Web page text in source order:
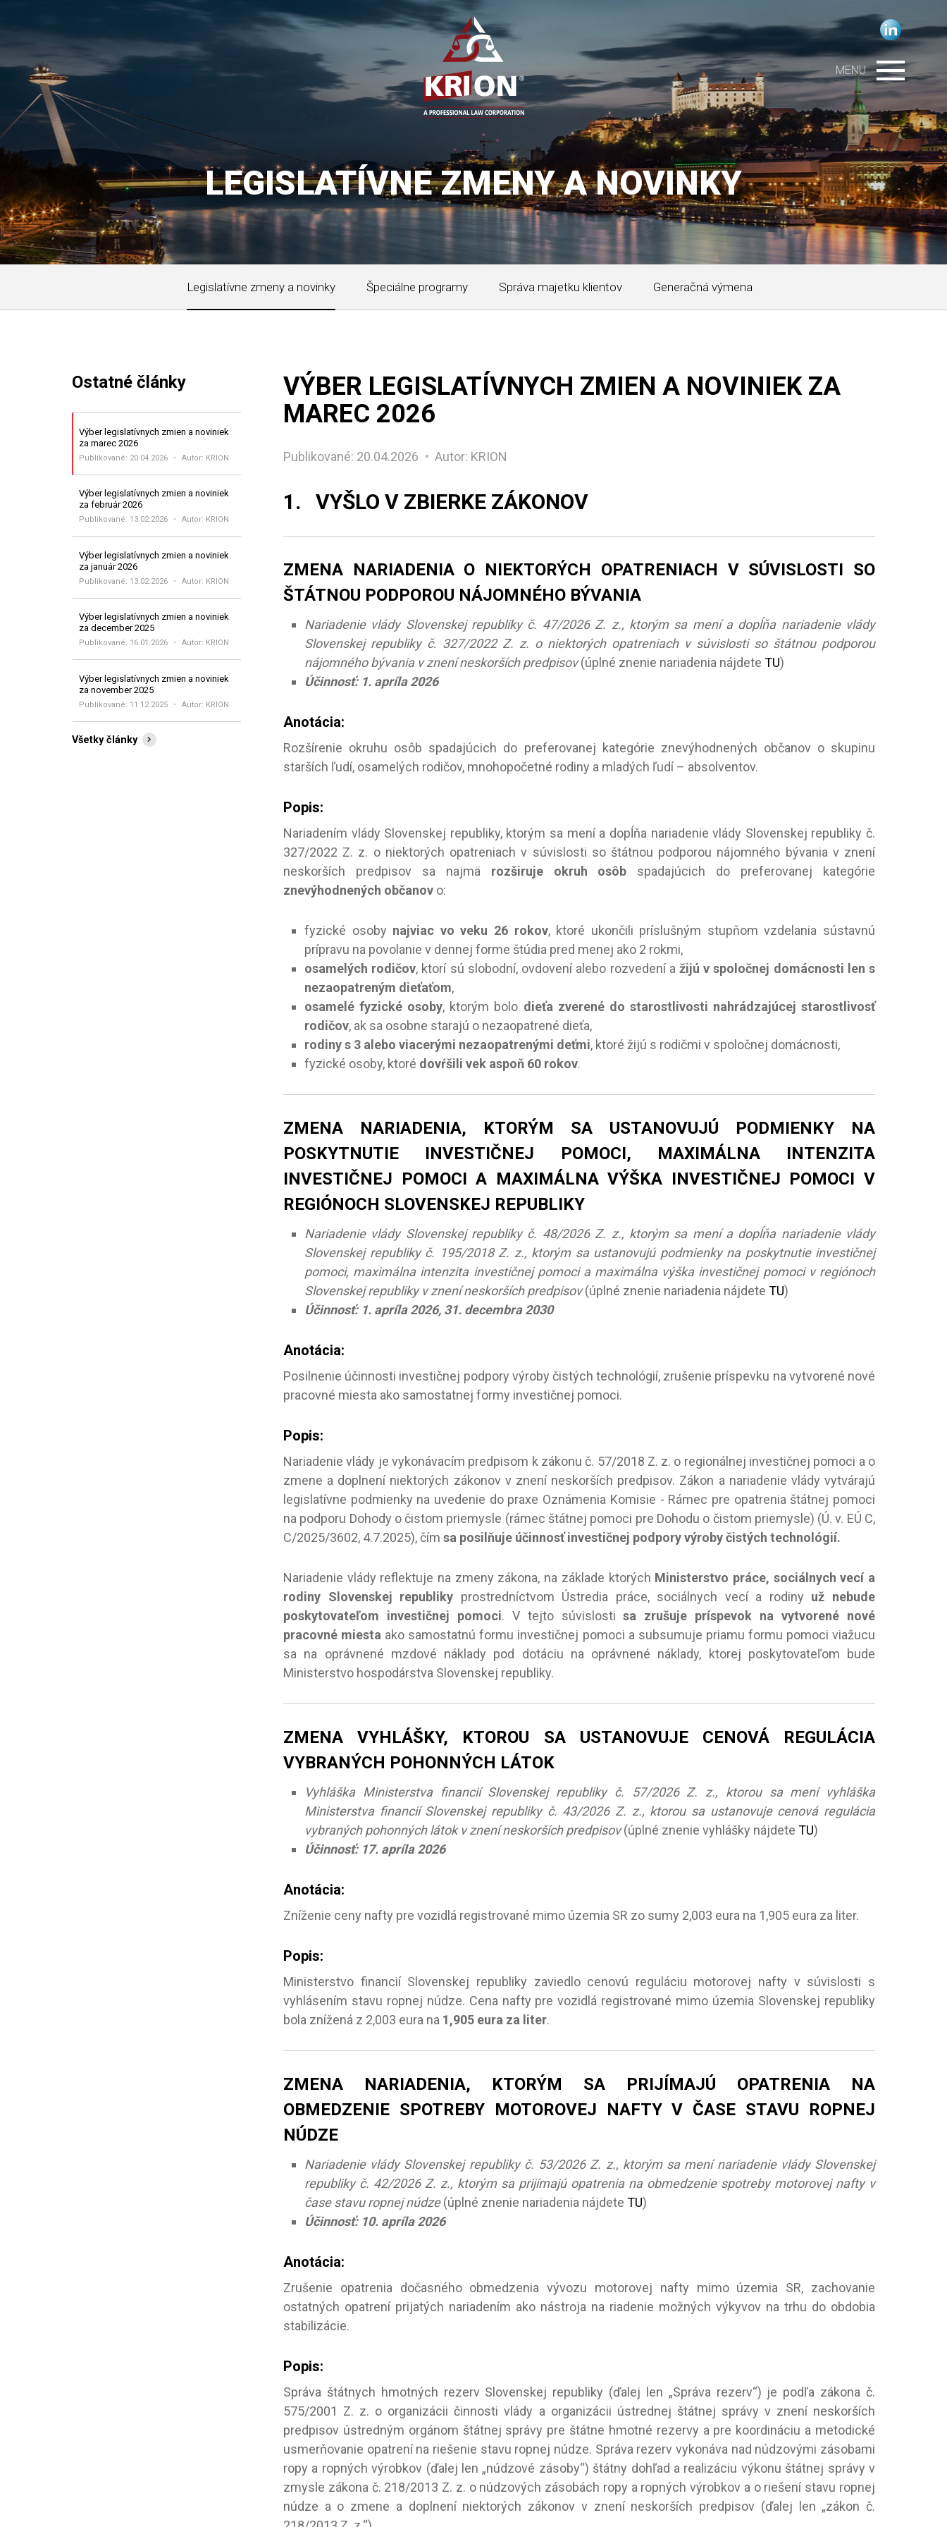
MENU
LEGISLATÍVNE ZMENY A NOVINKY
Legislatívne zmeny a novinky Špeciálne programy Správa majetku klientov Generačná výmena
VÝBER LEGISLATÍVNYCH ZMIEN A NOVINIEK ZA
MAREC 2026
Publikované: 20.04.2026 Autor: KRION
1. VYŠLO V ZBIERKE ZÁKONOV
ZMENA NARIADENIA O NIEKTORÝCH OPATRENIACH V SÚVISLOSTI SO
ŠTÁTNOU PODPOROU NÁJOMNÉHO BÝVANIA
Nariadenie vlády Slovenskej republiky č. 47/2026 Z. z., ktorým sa mení a dopĺňa nariadenie vlády
Slovenskej republiky č. 327/2022 Z. z. o niektorých opatreniach v súvislosti so štátnou podporou
nájomného bývania v znení neskorších predpisov(úplné znenie nariadenia nájdete TU)
Účinnosť: 1. apríla 2026
Anotácia:
Rozšírenie okruhu osôb spadajúcich do preferovanej kategórie znevýhodnených občanov o skupinu
starších ľudí, osamelých rodičov, mnohopočetné rodiny a mladých ľudí – absolventov.
Popis:
Nariadením vlády Slovenskej republiky, ktorým sa mení a dopĺňa nariadenie vlády Slovenskej republiky č.
327/2022 Z. z. o niektorých opatreniach v súvislosti so štátnou podporou nájomného bývania v znení
neskorších predpisov sa najmä rozširuje okruh osôb spadajúcich do preferovanej kategórie
znevýhodnených občanov o:
fyzické osoby najviac vo veku 26 rokov, ktoré ukončili príslušným stupňom vzdelania sústavnú
prípravu na povolanie v dennej forme štúdia pred menej ako 2 rokmi,
osamelých rodičov, ktorí sú slobodní, ovdovení alebo rozvedení a žijú v spoločnej domácnosti len s
nezaopatreným dieťaťom,
osamelé fyzické osoby, ktorým bolo dieťa zverené do starostlivosti nahrádzajúcej starostlivosť
rodičov, ak sa osobne starajú o nezaopatrené dieťa,
rodiny s 3 alebo viacerými nezaopatrenými deťmi, ktoré žijú s rodičmi v spoločnej domácnosti,
fyzické osoby, ktoré dovŕšili vek aspoň 60 rokov.
ZMENA NARIADENIA, KTORÝM SA USTANOVUJÚ PODMIENKY NA
POSKYTNUTIE INVESTIČNEJ POMOCI, MAXIMÁLNA INTENZITA
INVESTIČNEJ POMOCI A MAXIMÁLNA VÝŠKA INVESTIČNEJ POMOCI V
REGIÓNOCH SLOVENSKEJ REPUBLIKY
Nariadenie vlády Slovenskej republiky č. 48/2026 Z. z., ktorým sa mení a dopĺňa nariadenie vlády
Slovenskej republiky č. 195/2018 Z. z., ktorým sa ustanovujú podmienky na poskytnutie investičnej
pomoci, maximálna intenzita investičnej pomoci a maximálna výška investičnej pomoci v regiónoch
Slovenskej republiky v znení neskorších predpisov(úplné znenie nariadenia nájdete TU)
Účinnosť: 1. apríla 2026, 31. decembra 2030
Anotácia:
Posilnenie účinnosti investičnej podpory výroby čistých technológií, zrušenie príspevku na vytvorené nové
pracovné miesta ako samostatnej formy investičnej pomoci.
Popis:
Nariadenie vlády je vykonávacím predpisom k zákonu č. 57/2018 Z. z. o regionálnej investičnej pomoci a o
zmene a doplnení niektorých zákonov v znení neskorších predpisov. Zákon a nariadenie vlády vytvárajú
legislatívne podmienky na uvedenie do praxe Oznámenia Komisie - Rámec pre opatrenia štátnej pomoci
na podporu Dohody o čistom priemysle (rámec štátnej pomoci pre Dohodu o čistom priemysle) (Ú. v. EÚ C,
C/2025/3602, 4.7.2025), čím sa posilňuje účinnosť investičnej podpory výroby čistých technológií.
Nariadenie vlády reflektuje na zmeny zákona, na základe ktorých Ministerstvo práce, sociálnych vecí a
rodiny Slovenskej republiky prostredníctvom Ústredia práce, sociálnych vecí a rodiny už nebude
poskytovateľom investičnej pomoci. V tejto súvislostisa zrušuje príspevok na vytvorené nové
pracovné miesta ako samostatnú formu investičnej pomoci a subsumuje priamu formu pomoci viažucu
sa na oprávnené mzdové náklady pod dotáciu na oprávnené náklady, ktorej poskytovateľom bude
Ministerstvo hospodárstva Slovenskej republiky.
ZMENA VYHLÁŠKY, KTOROU SA USTANOVUJE CENOVÁ REGULÁCIA
VYBRANÝCH POHONNÝCH LÁTOK
Vyhláška Ministerstva financií Slovenskej republiky č. 57/2026 Z. z., ktorou sa mení vyhláška
Ministerstva financií Slovenskej republiky č. 43/2026 Z. z., ktorou sa ustanovuje cenová regulácia
vybraných pohonných látok v znení neskorších predpisov(úplné znenie vyhlášky nájdete TU)
Účinnosť: 17. apríla 2026
Anotácia:
Zníženie ceny nafty pre vozidlá registrované mimo územia SR zo sumy 2,003 eura na 1,905 eura za liter.
Popis:
Ministerstvo financií Slovenskej republiky zaviedlo cenovú reguláciu motorovej nafty v súvislosti s
vyhlásením stavu ropnej núdze. Cena nafty pre vozidlá registrované mimo územia Slovenskej republiky
bola znížená z 2,003 eura na 1,905 eura za liter.
ZMENA NARIADENIA, KTORÝM SA PRIJÍMAJÚ OPATRENIA NA
OBMEDZENIE SPOTREBY MOTOROVEJ NAFTY V ČASE STAVU ROPNEJ
NÚDZE
Nariadenie vlády Slovenskej republiky č. 53/2026 Z. z., ktorým sa mení nariadenie vlády Slovenskej
republiky č. 42/2026 Z. z., ktorým sa prijímajú opatrenia na obmedzenie spotreby motorovej nafty v
čase stavu ropnej núdze(úplné znenie nariadenia nájdete TU)
Účinnosť: 10. apríla 2026
Anotácia:
Zrušenie opatrenia dočasného obmedzenia vývozu motorovej nafty mimo územia SR, zachovanie
ostatných opatrení prijatých nariadením ako nástroja na riadenie možných výkyvov na trhu do obdobia
stabilizácie.
Popis:
Správa štátnych hmotných rezerv Slovenskej republiky (ďalej len „Správa rezerv“) je podľa zákona č.
575/2001 Z. z. o organizácii činnosti vlády a organizácii ústrednej štátnej správy v znení neskorších
predpisov ústredným orgánom štátnej správy pre štátne hmotné rezervy a pre koordináciu a metodické
usmerňovanie opatrení na riešenie stavu ropnej núdze. Správa rezerv vykonáva nad núdzovými zásobami
ropy a ropných výrobkov (ďalej len „núdzové zásoby“) štátny dohľad a realizáciu výkonu štátnej správy v
zmysle zákona č. 218/2013 Z. z. o núdzových zásobách ropy a ropných výrobkov a o riešení stavu ropnej
núdze a o zmene a doplnení niektorých zákonov v znení neskorších predpisov (ďalej len „zákon č.
Ostatné články
Výber legislatívnych zmien a noviniek
za marec 2026
Publikované: 20.04.2026 Autor: KRION
Výber legislatívnych zmien a noviniek
za február 2026
Publikované: 13.02.2026 Autor: KRION
Výber legislatívnych zmien a noviniek
za január 2026
Publikované: 13.02.2026 Autor: KRION
Výber legislatívnych zmien a noviniek
za december 2025
Publikované: 16.01.2026 Autor: KRION
Výber legislatívnych zmien a noviniek
za november 2025
Publikované: 11.12.2025 Autor: KRION
Všetky články